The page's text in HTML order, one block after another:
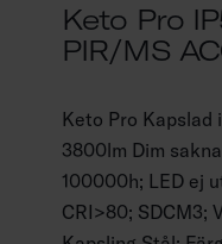
Keto Pro
PIR/MS
Keto Pro
3800lm Dim
100000h; LED ej
CRI>80; SDCM3;